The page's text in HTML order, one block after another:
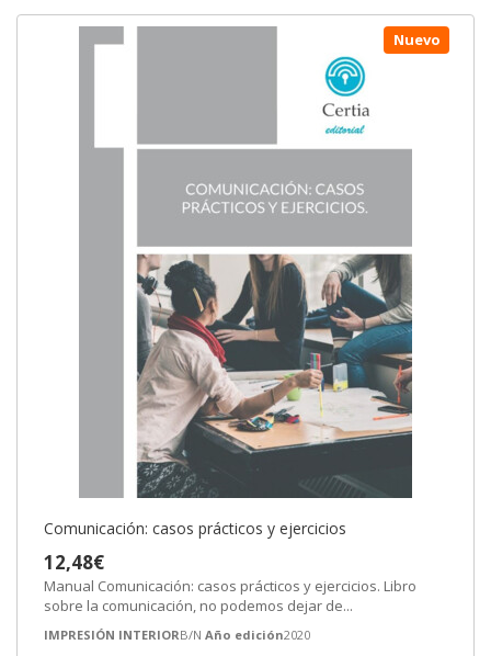
Comunicación: casos prácticos y ejercicios
Nuevo
12,48€
Manual Comunicación: casos prácticos y ejercicios. Libro
sobre la comunicación, no podemos dejar de...
IMPRESIÓN INTERIORB/N Año edición2020